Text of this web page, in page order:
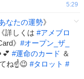
5:29
なたの運勢》
詳しくは #アメブロ
》 #オープン_ザ_
#運命のカード ＆
ね☝️😉 #タロット #